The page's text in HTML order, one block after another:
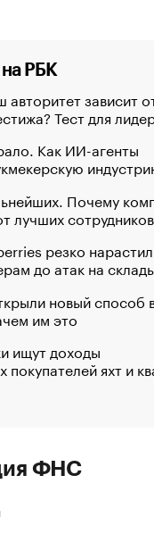
РБК
авторитет зависит
Тест для
Как ИИ-агенты
Почему
лучших сотрудников
резко нарастил
до атак на
новый способ
им это
ищут доходы
яхт и
ФНС